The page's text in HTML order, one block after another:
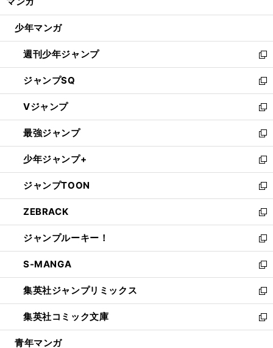
ウ
開
く
少年マンガ
週刊少年ジャンプ
新
し
い
ウ
ィ
ン
ド
ウ
で
開
く
ジャンプSQ
新
し
い
ウ
ィ
ン
ド
ウ
で
開
く
Vジャンプ
新
し
い
ウ
ィ
ン
ド
ウ
で
開
く
最強ジャンプ
新
し
い
ウ
ィ
ン
ド
ウ
で
開
く
少年ジャンプ+
新
し
い
ウ
ィ
ン
ド
ウ
で
開
く
ジャンプTOON
新
し
い
ウ
ィ
ン
ド
ウ
で
開
く
ZEBRACK
新
し
い
ウ
ィ
ン
ド
ウ
で
開
ジャンプルーキー！
新
し
い
ウ
ィ
ン
ド
ウ
S-MANGA
新
し
い
ウ
ィ
ン
集英社ジャンプリミックス
新
し
い
ウ
集英社コミック文庫
新
し
青年マンガ